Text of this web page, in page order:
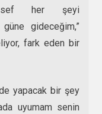
her şeyi
gideceğim,”
fark eden bir
yapacak bir şey
uyumam senin